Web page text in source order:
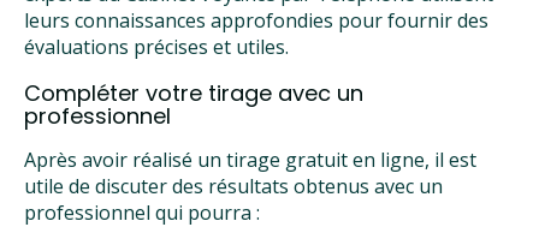
leurs connaissances approfondies pour fournir des
évaluations précises et utiles.
Compléter votre tirage avec un
professionnel
Après avoir réalisé un tirage gratuit en ligne, il est
utile de discuter des résultats obtenus avec un
professionnel qui pourra :